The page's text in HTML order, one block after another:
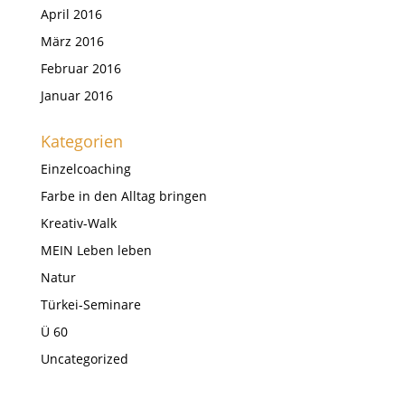
April 2016
März 2016
Februar 2016
Januar 2016
Kategorien
Einzelcoaching
Farbe in den Alltag bringen
Kreativ-Walk
MEIN Leben leben
Natur
Türkei-Seminare
Ü 60
Uncategorized